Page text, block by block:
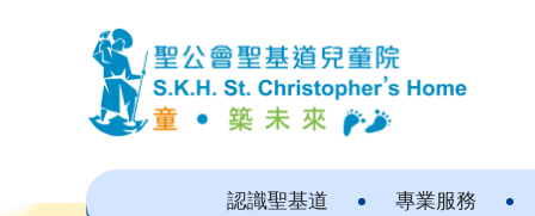
認識聖基道 專業服務